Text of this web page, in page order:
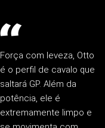
Força com leveza, Otto
é o perfil de cavalo que
saltará GP. Além da
potência, ele é
extremamente limpo e